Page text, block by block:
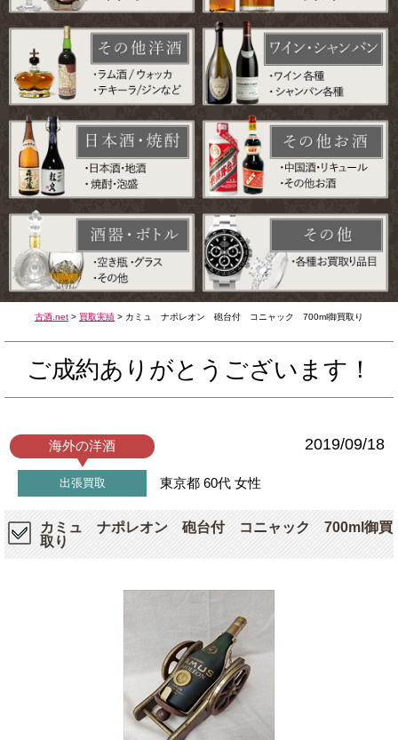
古酒.net > 買取実績 > カミュ ナポレオン 砲台付 コニャック 700ml御買取り
ご成約ありがとうございます！
海外の洋酒 2019/09/18
出張買取 東京都 60代 女性
カミュ ナポレオン 砲台付 コニャック 700ml御買
取り